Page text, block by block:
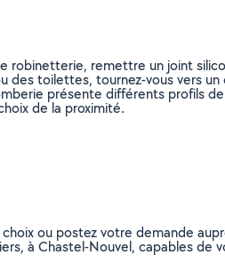
robinetterie, remettre un joint
toilettes, tournez-vous vers
présente différents profils
de la proximité.
ou postez votre demande
à Chastel-Nouvel, capables de